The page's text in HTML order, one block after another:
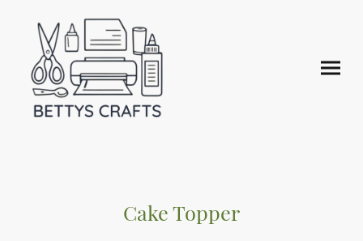
Cake Topper